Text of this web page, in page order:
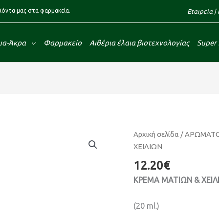
μας στα φαρμακεία. Εταιρεία |
Άκρα Φαρμακείο Αιθέρια έλαια βιοτεχνολογίας
Αρχική σελίδα /
ΧΕΙΛΙΩΝ
12.20€
ΚΡΕΜΑ ΜΑΤΙΩΝ &
(20 ml.)
ΚΡΕΜΑ
ΜΑΤΙΩΝ
ΧΕΙΛΙΩΝ
ποσότητα